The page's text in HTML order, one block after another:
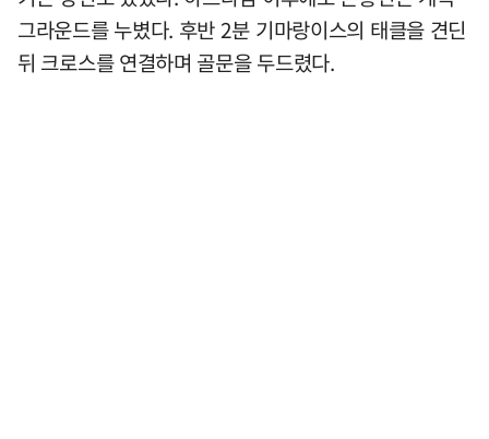
그라운드를 누볐다. 후반 2분 기마랑이스의 태클을 견딘
뒤 크로스를 연결하며 골문을 두드렸다.